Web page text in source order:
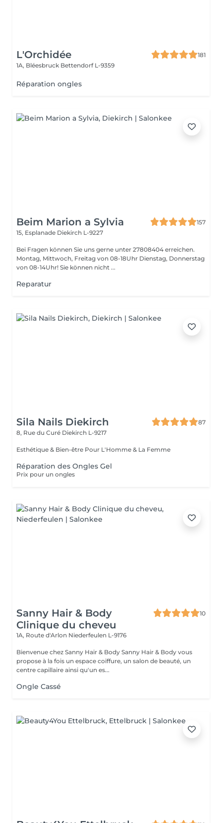
L'Orchidée
181
1A, Bléesbruck Bettendorf L-9359
Réparation ongles
Beim Marion a Sylvia
157
15, Esplanade Diekirch L-9227
Bei Fragen können Sie uns gerne unter 27808404 erreichen.
Montag, Mittwoch, Freitag von 08-18Uhr Dienstag, Donnerstag
von 08-14Uhr! Sie können nicht ...
Reparatur
Sila Nails Diekirch
87
8, Rue du Curé Diekirch L-9217
Esthétique & Bien-être Pour L'Homme & La Femme
Réparation des Ongles Gel
Prix pour un ongles
Sanny Hair & Body
Clinique du cheveu
10
1A, Route d'Arlon Niederfeulen L-9176
Bienvenue chez Sanny Hair & Body Sanny Hair & Body vous
propose à la fois un espace coiffure, un salon de beauté, un
centre capillaire ainsi qu'un es...
Ongle Cassé